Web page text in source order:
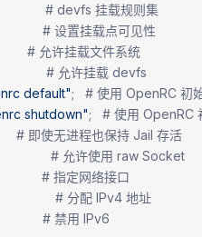
# devfs 挂载规则集
# 设置挂载点可见性
# 允许挂载文件系统
# 允许挂载 devfs
default";   # 使用 OpenRC 初
shutdown";   # 使用 OpenRC
# 即使无进程也保持 Jail 存活
# 允许使用 raw Socket
# 指定网络接口
# 分配 IPv4 地址
# 禁用 IPv6